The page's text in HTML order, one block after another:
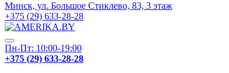
Минск, ул. Большое Стиклево, 83, 3 этаж
+375 (29) 633-28-28
Пн-Пт: 10:00-19:00
+375 (29) 633-28-28